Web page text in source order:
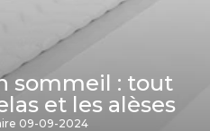
sommeil : tout
et les alèses
09-09-2024